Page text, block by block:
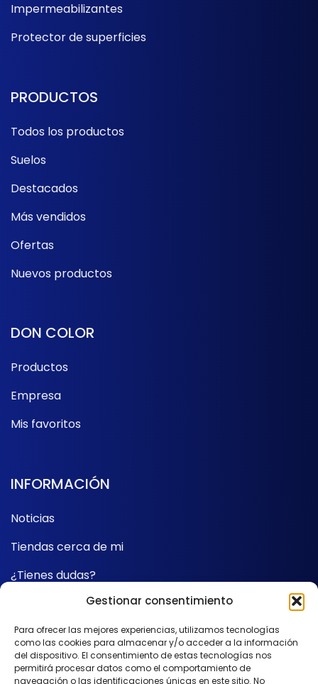
Gestionar consentimiento
Para ofrecer las mejores experiencias, utilizamos tecnologías
como las cookies para almacenar y/o acceder a la información
del dispositivo. El consentimiento de estas tecnologías nos
permitirá procesar datos como el comportamiento de
navegación o las identificaciones únicas en este sitio. No
Impermeabilizantes
Protector de superficies
PRODUCTOS
Todos los productos
Suelos
Destacados
Más vendidos
Ofertas
Nuevos productos
DON COLOR
Productos
Empresa
Mis favoritos
INFORMACIÓN
Noticias
Tiendas cerca de mi
¿Tienes dudas?
SÍGUENOS